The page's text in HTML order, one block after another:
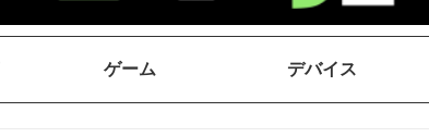
ゲーム デバイス